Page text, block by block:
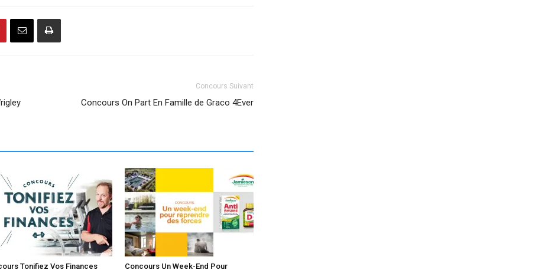
Concours Suivant
Concours On Part En Famille de Graco 4Ever
Tonifiez Vos Finances
Concours Un Week-End Pour